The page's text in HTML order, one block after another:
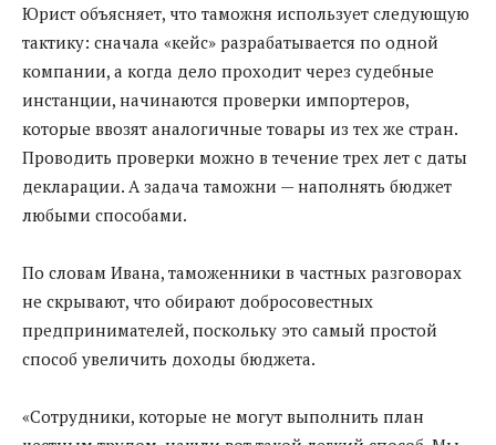
Юрист объясняет, что таможня использует следующую
тактику: сначала «кейс» разрабатывается по одной
компании, а когда дело проходит через судебные
инстанции, начинаются проверки импортеров,
которые ввозят аналогичные товары из тех же стран.
Проводить проверки можно в течение трех лет с даты
декларации. А задача таможни — наполнять бюджет
любыми способами.
По словам Ивана, таможенники в частных разговорах
не скрывают, что обирают добросовестных
предпринимателей, поскольку это самый простой
способ увеличить доходы бюджета.
«Сотрудники, которые не могут выполнить план